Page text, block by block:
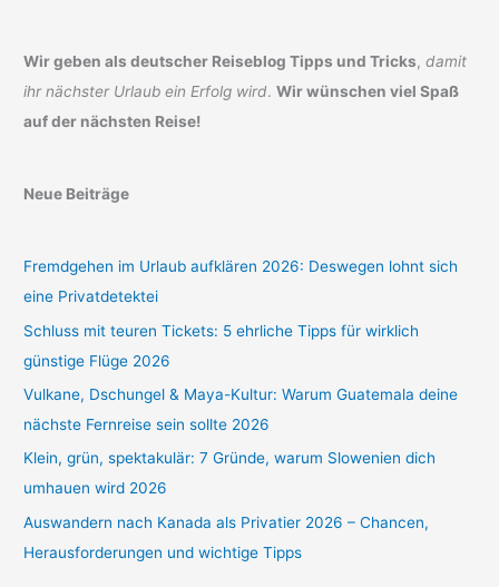
Wir geben als deutscher Reiseblog Tipps und Tricks,damit
ihr nächster Urlaub ein Erfolg wird.Wir wünschen viel Spaß
auf der nächsten Reise!
Neue Beiträge
Fremdgehen im Urlaub aufklären 2026: Deswegen lohnt sich
eine Privatdetektei
Schluss mit teuren Tickets: 5 ehrliche Tipps für wirklich
günstige Flüge 2026
Vulkane, Dschungel & Maya-Kultur: Warum Guatemala deine
nächste Fernreise sein sollte 2026
Klein, grün, spektakulär: 7 Gründe, warum Slowenien dich
umhauen wird 2026
Auswandern nach Kanada als Privatier 2026 – Chancen,
Herausforderungen und wichtige Tipps